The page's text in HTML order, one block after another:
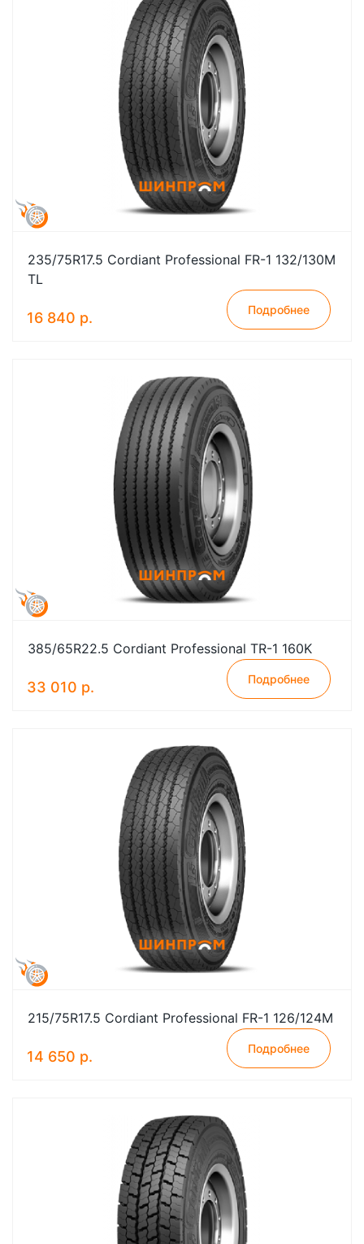
235/75R17.5 Cordiant Professional FR-1 132/130M
TL
16 840 р. Подробнее
385/65R22.5 Cordiant Professional TR-1 160K
33 010 р. Подробнее
215/75R17.5 Cordiant Professional FR-1 126/124M
14 650 р. Подробнее